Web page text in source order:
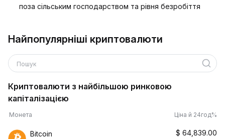
поза сільським господарством та рівня безробіття
Найпопулярніші криптовалюти
Пошук
Криптовалюти з найбільшою ринковою
капіталізацією
Монета Ціна й 24год%
Bitcoin $ 64,839.00